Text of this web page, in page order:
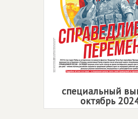
специальный
октябрь